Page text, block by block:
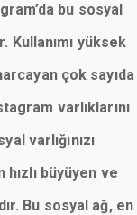
bu sosyal
Kullanımı yüksek
çok sayıda
varlıklarını
varlığınızı
büyüyen ve
Bu sosyal ağ, en